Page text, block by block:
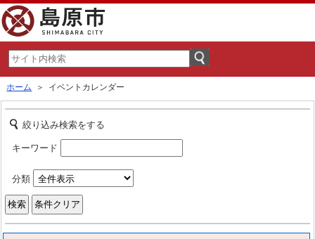
ホーム ＞ イベントカレンダー
絞り込み検索をする
キーワード
分類